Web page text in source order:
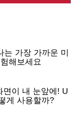
는 가장 가까운 미
해보세요
면이 내 눈앞에! U
게 사용할까?